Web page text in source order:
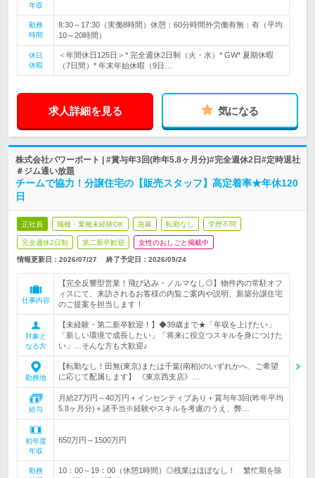
年収
勤務
時間
8:30～17:30（実働8時間）休憩：60分時間外労働有無：有（平均
10～20時間）
休日
休暇
＜年間休日125日＞* 完全週休2日制（火・水）* GW* 夏期休暇
（7日間）* 年末年始休暇（9日…
求人詳細を見る 気になる
株式会社パワーポート | #賞与年3回(昨年5.8ヶ月分)#完全週休2日#定時退社
＃ジム通い放題
チームで協力！分譲住宅の【販売スタッフ】高定着率★年休120
日
正社員 職種・業種未経験OK 急募 転勤なし 学歴不問
完全週休2日制 第二新卒歓迎 女性のおしごと掲載中
情報更新日：2026/07/27 終了予定日： 2026/09/24
仕事内容
【完全反響型営業！飛び込み・ノルマなし◎】物件内の常駐オフ
ィスにて、来訪されるお客様の内覧ご案内や説明、新築分譲住宅
のご提案を担当します！
対象と
なる方
【未経験・第二新卒歓迎！】◆39歳まで★「年収を上げたい」
「新しい環境で成長したい」「将来に役立つスキルを身につけた
い」…そんな方も大歓迎♪
勤務地
【転勤なし！田無(東京)または千葉(南柏)のいずれかへ、ご希望
に応じて配属します】 《東京西支店》…
給与
月給27万円～40万円＋インセンティブあり＋賞与年3回(昨年平均
5.8ヶ月分)＋諸手当※経験やスキルを考慮のうえ、弊…
初年度
年収
650万円～1500万円
勤務
10：00～19：00（休憩1時間）◎残業はほぼなし！ 繁忙期を除